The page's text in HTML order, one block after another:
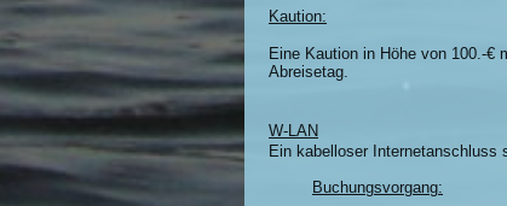
Kaution:
Eine Kaution in Höhe von 100.-€
Abreisetag.
W-LAN
Ein kabelloser Internetanschluss
Buchungsvorgang: